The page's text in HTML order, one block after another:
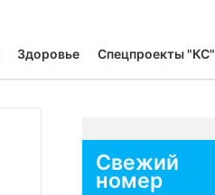
Здоровье Спецпроекты "КС"
Свежий
номер